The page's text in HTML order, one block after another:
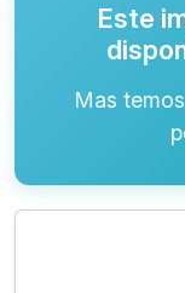
Este
Mas